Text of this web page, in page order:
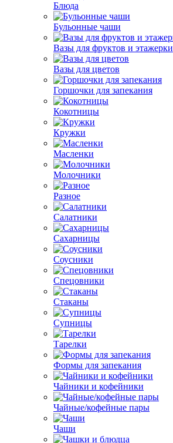
Блюда
Бульонные чаши
Вазы для фруктов и этажерки
Вазы для цветов
Горшочки для запекания
Кокотницы
Кружки
Масленки
Молочники
Разное
Салатники
Сахарницы
Соусники
Спецовники
Стаканы
Супницы
Тарелки
Формы для запекания
Чайники и кофейники
Чайные/кофейные пары
Чаши